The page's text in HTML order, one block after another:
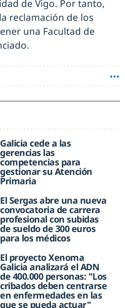
de Vigo. Por tanto,
reclamación de los
una Facultad de
Galicia cede a las
gerencias las
competencias para
gestionar su Atención
Primaria
El Sergas abre una nueva
convocatoria de carrera
profesional con subidas
de sueldo de 300 euros
para los médicos
El proyecto Xenoma
Galicia analizará el ADN
de 400.000 personas: "Los
cribados deben centrarse
en enfermedades en las
que se pueda actuar"